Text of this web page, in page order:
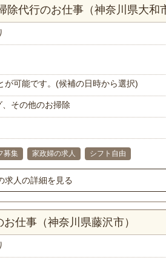
除代行のお仕事（神奈川県大和
可能です。(候補の日時から選択)
その他のお掃除
募集 家政婦の求人 シフト自由
求人の詳細を見る
仕事（神奈川県藤沢市）